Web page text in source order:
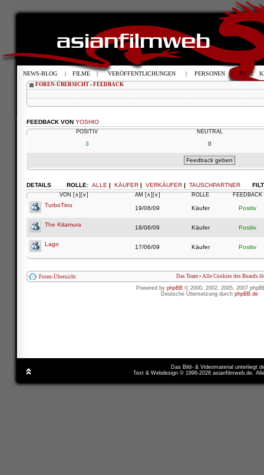
FOREN-ÜBERSICHT ‹ FEEDBACK
FEEDBACK VON YOSHIO
POSITIV NEUTRAL
3 0
ROLLE: ALLE | KÄUFER | VERKÄUFER | TAUSCHPARTNER
DETAILS
VON [∧] [∨] AM [∧] [∨] ROLLE FEEDBACK
TurboTino 19/06/09 Käufer Positiv
The Kitamura 18/06/09 Käufer Positiv
Lago 17/06/09 Käufer Positiv
Foren-Übersicht Das Team • Alle Cookies des Boards
Powered by phpBB © 2000, 2002, 2005, 2007
Deutsche Übersetzung durch phpBB.de
Das Bild- & Videomaterial unterliegt
Text & Webdesign © 1996-2026 asianfilmweb.de.
NEWS-BLOG | FILME | VERÖFFENTLICHUNGEN | PERSONEN | TV |